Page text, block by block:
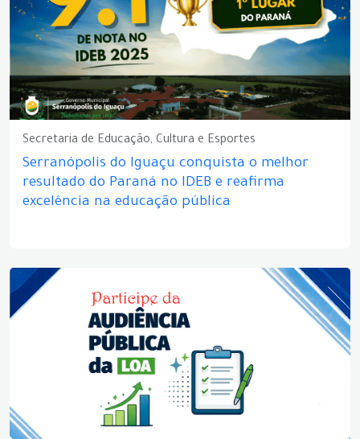
Secretaria de Educação, Cultura e Esportes
Serranópolis do Iguaçu conquista o melhor
resultado do Paraná no IDEB e reafirma
excelência na educação pública